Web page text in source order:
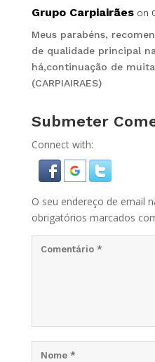
Grupo Carpiairães on
Meus parabéns,
de qualidade principal
há,continuação de
(CARPIAIRAES)
Submeter
Connect with:
O seu endereço de email
obrigatórios marcados